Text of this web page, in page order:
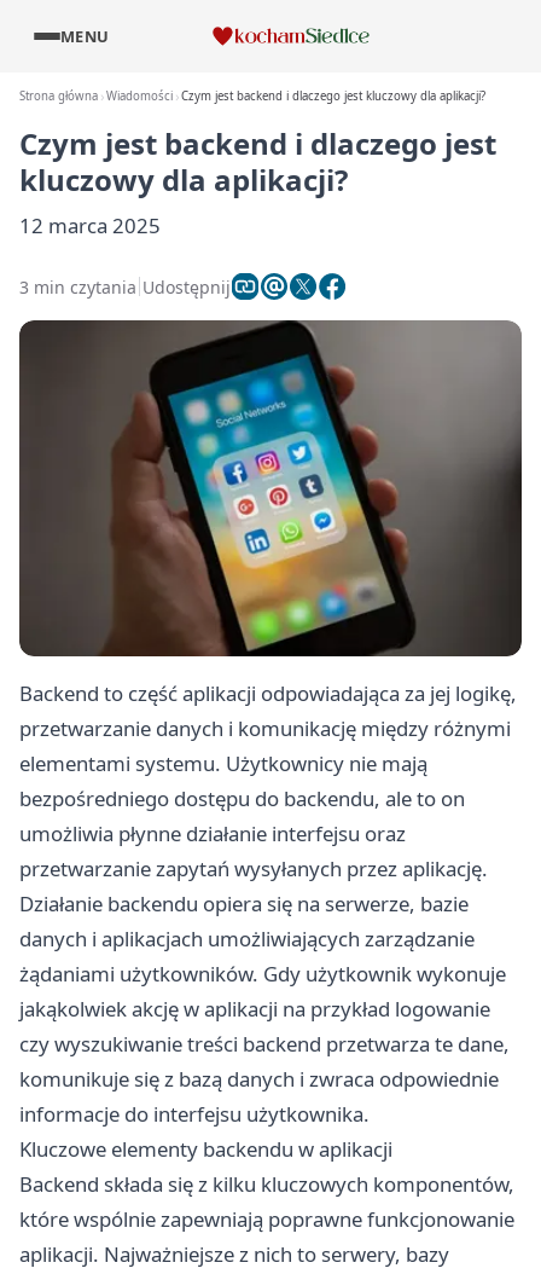
MENU
Strona główna Wiadomości Czym jest backend i dlaczego jest kluczowy dla aplikacji?
Czym jest backend i dlaczego jest
kluczowy dla aplikacji?
12 marca 2025
3 min czytania Udostępnij
Backend to część aplikacji odpowiadająca za jej logikę,
przetwarzanie danych i komunikację między różnymi
elementami systemu. Użytkownicy nie mają
bezpośredniego dostępu do backendu, ale to on
umożliwia płynne działanie interfejsu oraz
przetwarzanie zapytań wysyłanych przez aplikację.
Działanie backendu opiera się na serwerze, bazie
danych i aplikacjach umożliwiających zarządzanie
żądaniami użytkowników. Gdy użytkownik wykonuje
jakąkolwiek akcję w aplikacji na przykład logowanie
czy wyszukiwanie treści backend przetwarza te dane,
komunikuje się z bazą danych i zwraca odpowiednie
informacje do interfejsu użytkownika.
Kluczowe elementy backendu w aplikacji
Backend składa się z kilku kluczowych komponentów,
które wspólnie zapewniają poprawne funkcjonowanie
aplikacji. Najważniejsze z nich to serwery, bazy